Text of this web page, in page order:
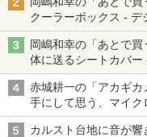
クーラーボックス - デ
岡嶋和幸の「あとで
体に送るシートカバー
赤城耕一の「アカギ
手にして思う、マイ
カルスト台地に音が